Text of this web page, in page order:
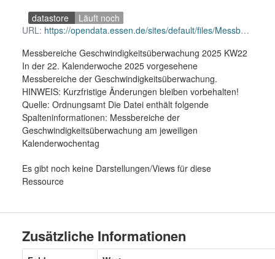
datastore
Läuft noch
URL: https://opendata.essen.de/sites/default/files/Messbereiche%20GSU%202025%20KW22.CSV
Messbereiche Geschwindigkeitsüberwachung 2025 KW22
In der 22. Kalenderwoche 2025 vorgesehene
Messbereiche der Geschwindigkeitsüberwachung.
HINWEIS: Kurzfristige Änderungen bleiben vorbehalten!
Quelle: Ordnungsamt Die Datei enthält folgende
Spalteninformationen: Messbereiche der
Geschwindigkeitsüberwachung am jeweiligen
Kalenderwochentag
Es gibt noch keine Darstellungen/Views für diese
Ressource
Zusätzliche Informationen